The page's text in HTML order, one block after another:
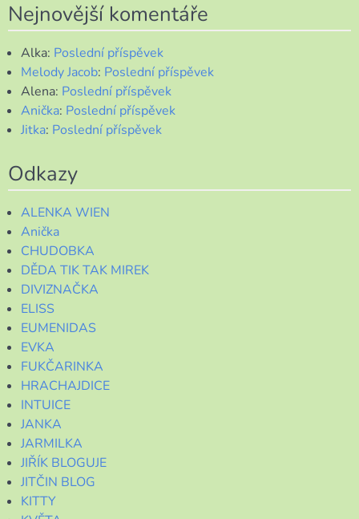
Nejnovější komentáře
Alka: Poslední příspěvek
Melody Jacob: Poslední příspěvek
Alena: Poslední příspěvek
Anička: Poslední příspěvek
Jitka: Poslední příspěvek
Odkazy
ALENKA WIEN
Anička
CHUDOBKA
DĚDA TIK TAK MIREK
DIVIZNAČKA
ELISS
EUMENIDAS
EVKA
FUKČARINKA
HRACHAJDICE
INTUICE
JANKA
JARMILKA
JIŘÍK BLOGUJE
JITČIN BLOG
KITTY